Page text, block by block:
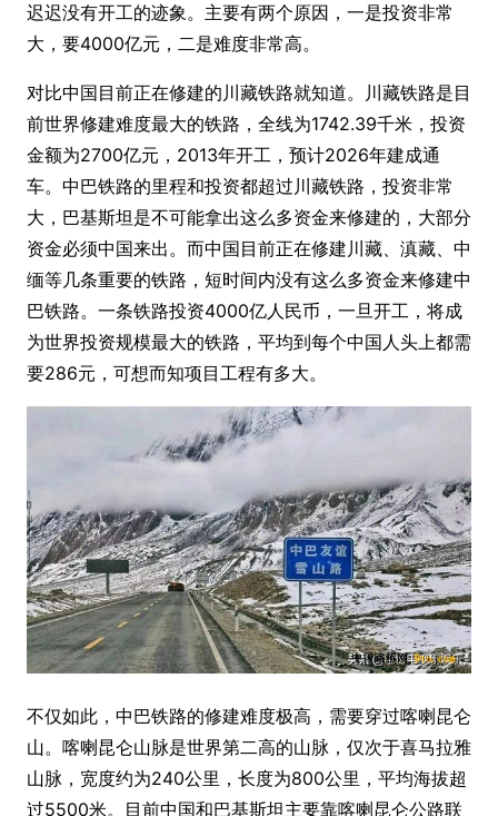
迟迟没有开工的迹象。主要有两个原因，一是投资非常
大，要4000亿元，二是难度非常高。
对比中国目前正在修建的川藏铁路就知道。川藏铁路是目
前世界修建难度最大的铁路，全线为1742.39千米，投资
金额为2700亿元，2013年开工，预计2026年建成通
车。中巴铁路的里程和投资都超过川藏铁路，投资非常
大，巴基斯坦是不可能拿出这么多资金来修建的，大部分
资金必须中国来出。而中国目前正在修建川藏、滇藏、中
缅等几条重要的铁路，短时间内没有这么多资金来修建中
巴铁路。一条铁路投资4000亿人民币，一旦开工，将成
为世界投资规模最大的铁路，平均到每个中国人头上都需
要286元，可想而知项目工程有多大。
不仅如此，中巴铁路的修建难度极高，需要穿过喀喇昆仑
山。喀喇昆仑山脉是世界第二高的山脉，仅次于喜马拉雅
山脉，宽度约为240公里，长度为800公里，平均海拔超
过5500米。目前中国和巴基斯坦主要靠喀喇昆仑公路联